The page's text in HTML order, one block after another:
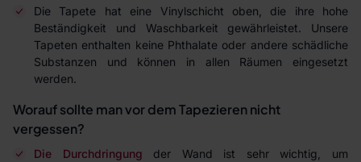
Die Tapete hat eine Vinylschicht oben, die ihre hohe
Beständigkeit und Waschbarkeit gewährleistet. Unsere
Tapeten enthalten keine Phthalate oder andere schädliche
Substanzen und können in allen Räumen eingesetzt
werden.
Worauf sollte man vor dem Tapezieren nicht
vergessen?
Die Durchdringung der Wand ist sehr wichtig, um